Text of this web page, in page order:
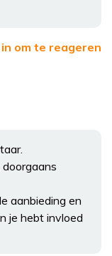
in om te reageren
aanbieding en
je hebt invloed